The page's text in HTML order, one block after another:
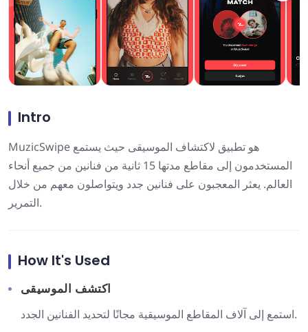
Intro
MuzicSwipe هو تطبيق لاكتشاف الموسيقى حيث يستمع
المستخدمون إلى مقاطع مدتها 15 ثانية من فنانين من جميع أنحاء
العالم. يعثر المعجبون على فنانين جدد ويتواصلون معهم من خلال
التمرير.
How It's Used
اكتشف الموسيقى
استمع إلى آلاف المقاطع الموسيقية مجانًا لتحديد الفنانين الجدد.